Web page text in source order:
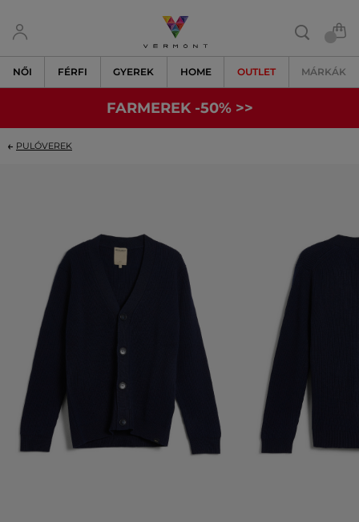
NŐI FÉRFI GYEREK HOME OUTLET MÁRKÁK
FARMEREK -50% >>
PULÓVEREK